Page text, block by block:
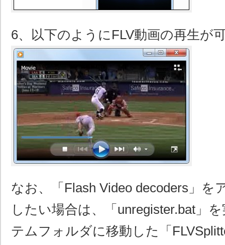
6、以下のようにFLV動画の再生が
なお、「Flash Video decoders」を
したい場合は、「unregister.bat」
テムフォルダに移動した「